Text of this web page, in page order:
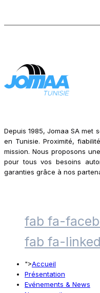
Depuis 1985, Jomaa SA met
en Tunisie. Proximité,
mission. Nous proposons
pour tous vos besoins
garanties grâce à nos
fab fa-
fab fa-
">Accueil
Présentation
Evénements & News